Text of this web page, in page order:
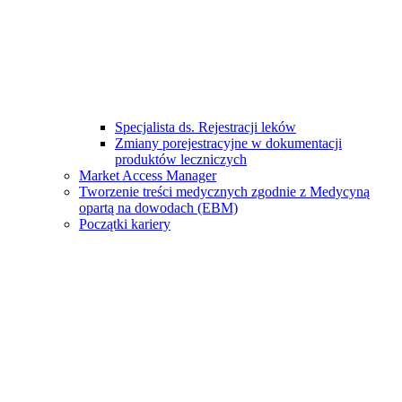
Specjalista ds. Rejestracji leków
Zmiany porejestracyjne w dokumentacji
produktów leczniczych
Market Access Manager
Tworzenie treści medycznych zgodnie z Medycyną
opartą na dowodach (EBM)
Początki kariery